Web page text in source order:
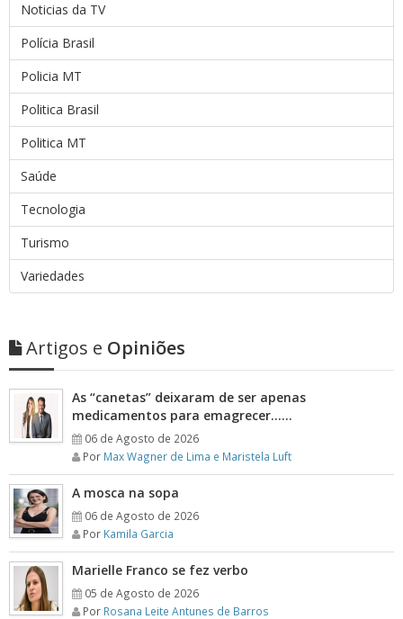
Noticias da TV
Polícia Brasil
Policia MT
Politica Brasil
Politica MT
Saúde
Tecnologia
Turismo
Variedades
Artigos e Opiniões
As “canetas” deixaram de ser apenas
medicamentos para emagrecer……
06 de Agosto de 2026
Por Max Wagner de Lima e Maristela Luft
A mosca na sopa
06 de Agosto de 2026
Por Kamila Garcia
Marielle Franco se fez verbo
05 de Agosto de 2026
Por Rosana Leite Antunes de Barros